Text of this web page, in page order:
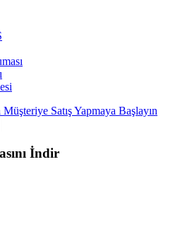
Satış Yapmaya Başlayın
İndir